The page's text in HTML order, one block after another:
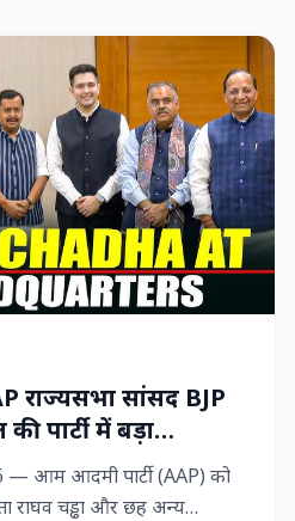
राज्‍यसभा सांसद BJP
पार्टी में बड़ा
— आम आदमी पार्टी (AAP) को
राघव चड्ढा और छह अन्य